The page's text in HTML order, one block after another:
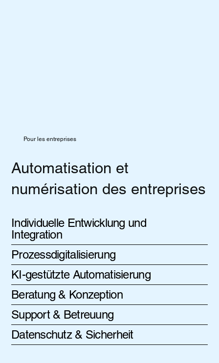
Pour les entreprises
Automatisation et
numérisation des entreprises
Individuelle Entwicklung und
Integration
Prozessdigitalisierung
KI-gestützte Automatisierung
Beratung & Konzeption
Support & Betreuung
Datenschutz & Sicherheit